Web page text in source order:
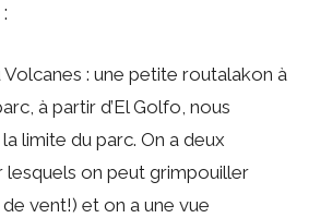
: une petite routalakon à
à partir d’El Golfo, nous
limite du parc. On a deux
lesquels on peut grimpouiller
vent!) et on a une vue